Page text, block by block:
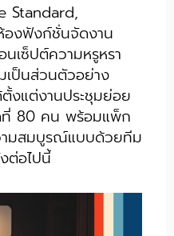
Standard,
องฟังก์ชั่นจัดงาน
เซ็ปต์ความหรูหรา
เป็นส่วนตัวอย่าง
งแต่งานประชุมย่อย
80 คน พร้อมแพ็ก
ามสมบูรณ์แบบด้วยทีม
ต่อไปนี้